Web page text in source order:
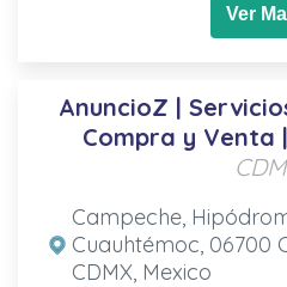
Ver
AnuncioZ |
Compra y Venta
Campeche,
Cuauhtémoc, 06700
CDMX, Mexico